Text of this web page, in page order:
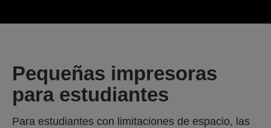
Pequeñas impresoras
para estudiantes
Para estudiantes con limitaciones de espacio, las